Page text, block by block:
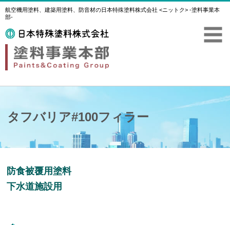
航空機用塗料、建築用塗料、防音材の日本特殊塗料株式会社 <ニットク> -塗料事業本
部-
タフバリア#100フィラー
防食被覆用塗料
下水道施設用